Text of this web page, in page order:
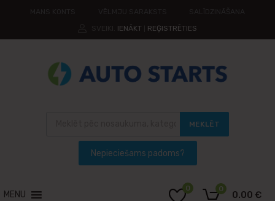
IENĀKT REĢISTRĒTIES
MEKLĒT
MENU
0
0.00 €
0